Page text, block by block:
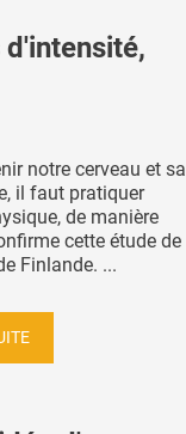
d'intensité,
notre cerveau et sa
il faut pratiquer
de manière
cette étude de
Finlande. ...